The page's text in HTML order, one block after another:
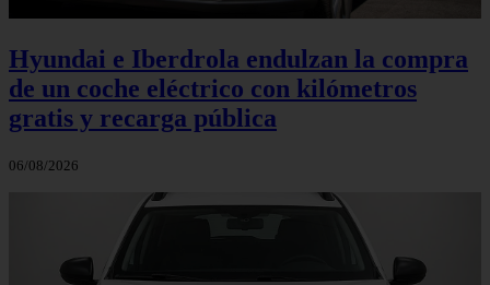
Hyundai e Iberdrola endulzan la compra
de un coche eléctrico con kilómetros
gratis y recarga pública
06/08/2026